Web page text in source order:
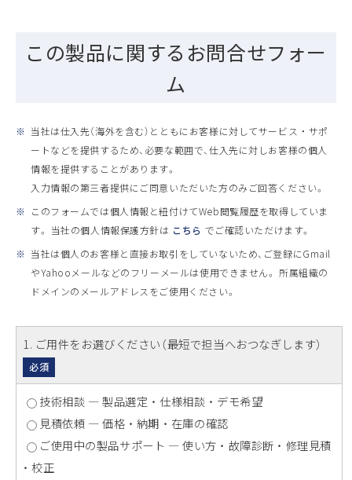
この製品に関するお問合せフォー
ム
※ 当社は仕入先（海外を含む）とともにお客様に対してサービス ・ サポ
ートなどを提供するため、必要な範囲で、仕入先に対しお客様の個人
情報を提供することがあります。
入力情報の第三者提供にご同意いただいた方のみご回答ください。
※ このフォームでは個人情報と紐付けてWeb閲覧履歴を取得していま
す。 当社の個人情報保護方針は こちら でご確認いただけます。
※ 当社は個人のお客様と直接お取引をしていないため、ご登録にGmail
やYahooメールなどのフリーメールは使用できません。 所属組織の
ドメインのメールアドレスをご使用ください。
1 . ご用件をお選びください（最短で担当へおつなぎします）
必須
技術相談 ― 製品選定 ・ 仕様相談 ・ デモ希望
見積依頼 ― 価格 ・ 納期 ・ 在庫の確認
ご使用中の製品サポート ― 使い方 ・ 故障診断 ・ 修理見積
・ 校正